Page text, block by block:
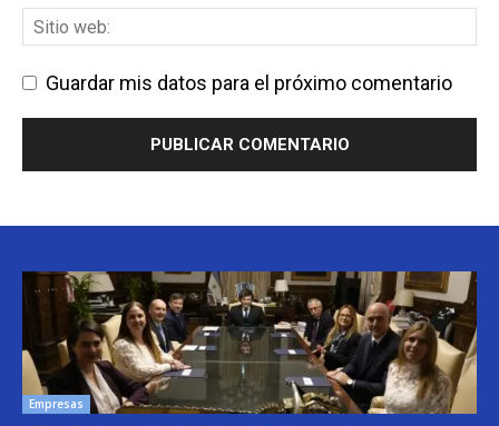
Guardar mis datos para el próximo comentario
Empresas